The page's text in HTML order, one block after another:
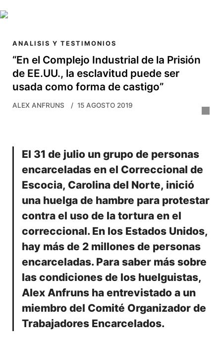
“En el Complejo Industrial de la Prisión
de EE.UU., la esclavitud puede ser
usada como forma de castigo”
ALEX ANFRUNS 15 AGOSTO 2019
El 31 de julio un grupo de personas
encarceladas en el Correccional de
Escocia, Carolina del Norte, inició
una huelga de hambre para protestar
contra el uso de la tortura en el
correccional. En los Estados Unidos,
hay más de 2 millones de personas
encarceladas. Para saber más sobre
las condiciones de los huelguistas,
Alex Anfruns ha entrevistado a un
miembro del Comité Organizador de
Trabajadores Encarcelados.
ANALISIS Y TESTIMONIOS